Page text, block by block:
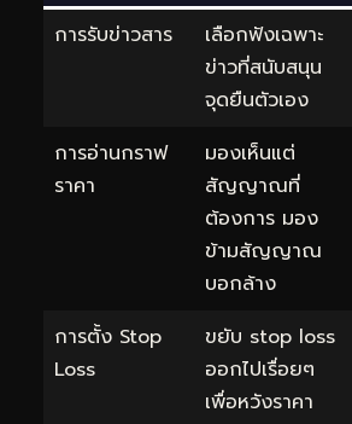
การรับข่าวสาร
เลือกฟังเฉพาะ
ข่าวที่สนับสนุน
จุดยืนตัวเอง
การอ่านกราฟ
ราคา
มองเห็นแต่
สัญญาณที่
ต้องการ มอง
ข้ามสัญญาณ
บอกล้าง
การตั้ง Stop
Loss
ขยับ stop loss
ออกไปเรื่อยๆ
เพื่อหวังราคา